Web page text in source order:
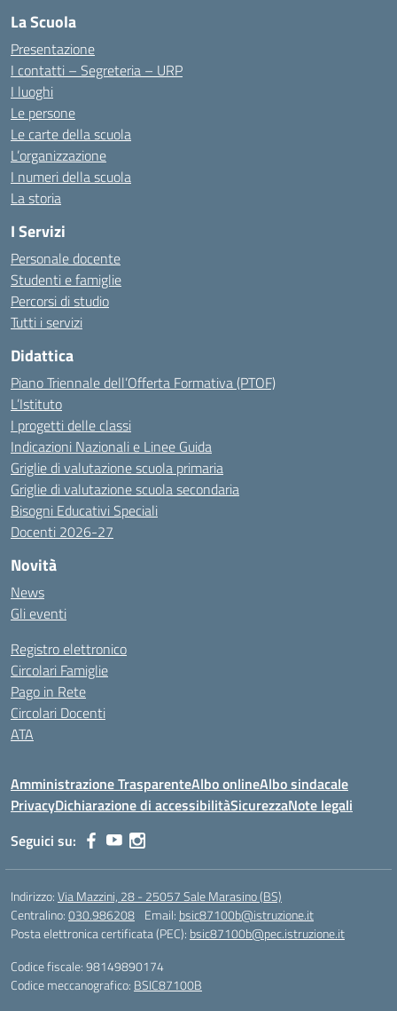
La Scuola
Presentazione
I contatti – Segreteria – URP
I luoghi
Le persone
Le carte della scuola
L’organizzazione
I numeri della scuola
La storia
I Servizi
Personale docente
Studenti e famiglie
Percorsi di studio
Tutti i servizi
Didattica
Piano Triennale dell’Offerta Formativa (PTOF)
L’Istituto
I progetti delle classi
Indicazioni Nazionali e Linee Guida
Griglie di valutazione scuola primaria
Griglie di valutazione scuola secondaria
Bisogni Educativi Speciali
Docenti 2026-27
Novità
News
Gli eventi
Registro elettronico
Circolari Famiglie
Pago in Rete
Circolari Docenti
ATA
Amministrazione TrasparenteAlbo onlineAlbo sindacale
PrivacyDichiarazione di accessibilitàSicurezzaNote legali
Seguici su:
Indirizzo:Via Mazzini, 28 - 25057 Sale Marasino (BS)
Centralino:030.986208 Email: bsic87100b@istruzione.it
Posta elettronica certificata (PEC): bsic87100b@pec.istruzione.it
Codice fiscale: 98149890174
Codice meccanografico: BSIC87100B